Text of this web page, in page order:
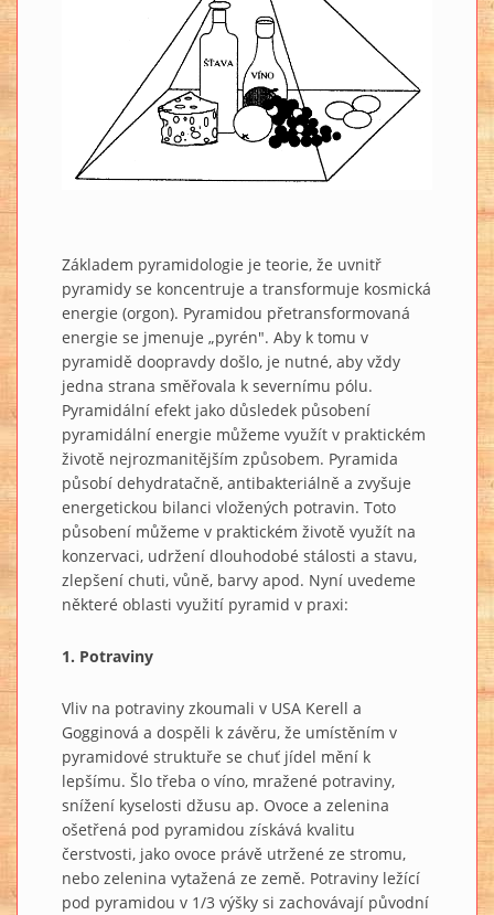
Základem pyramidologie je teorie, že uvnitř
pyramidy se koncentruje a transformuje kosmická
energie (orgon). Pyramidou přetransformovaná
energie se jmenuje „pyrén". Aby k tomu v
pyramidě doopravdy došlo, je nutné, aby vždy
jedna strana směřovala k severnímu pólu.
Pyramidální efekt jako důsledek působení
pyramidální energie můžeme využít v praktickém
životě nejrozmanitějším způsobem. Pyramida
působí dehydratačně, antibakteriálně a zvyšuje
energetickou bilanci vložených potravin. Toto
působení můžeme v praktickém životě využít na
konzervaci, udržení dlouhodobé stálosti a stavu,
zlepšení chuti, vůně, barvy apod. Nyní uvedeme
některé oblasti využití pyramid v praxi:
1. Potraviny
Vliv na potraviny zkoumali v USA Kerell a
Gogginová a dospěli k závěru, že umístěním v
pyramidové struktuře se chuť jídel mění k
lepšímu. Šlo třeba o víno, mražené potraviny,
snížení kyselosti džusu ap. Ovoce a zelenina
ošetřená pod pyramidou získává kvalitu
čerstvosti, jako ovoce právě utržené ze stromu,
nebo zelenina vytažená ze země. Potraviny ležící
pod pyramidou v 1/3 výšky si zachovávají původní